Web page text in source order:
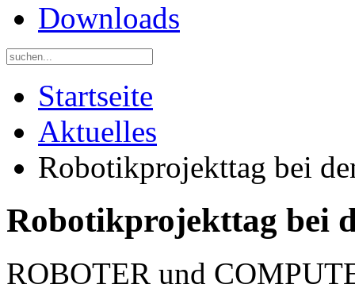
Downloads
Startseite
Aktuelles
Robotikprojekttag bei
Robotikprojekttag bei
ROBOTER und